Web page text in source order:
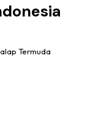
Termuda